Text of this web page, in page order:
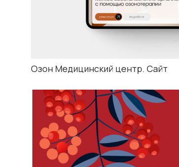
Снегирь. Брендинг, айдентика